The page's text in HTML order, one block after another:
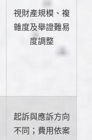
視財產規模、複
雜度及舉證難易
度調整
起訴與應訴方向
不同；費用依案